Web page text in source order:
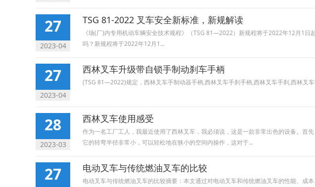
27
2023-04
TSG 81-2022 叉车安全新标准，新规解读
《场(厂)内专用机动车辆安全技术规程》（TSG 81—2022）新规程将于2022年12月1
吗？新规程将于2022年12月1...
27
2023-04
西林叉车升级带自锁手制动刹车手柄
(TSG 81—2022)规定，西林叉车手制动器手柄,西林叉车手刹手柄,西林叉车手刹,西林叉
28
2023-03
西林叉车使用感受
作为一名工厂工人，我最近使用了西林叉车，我必须说，这是一款非常出色的设备。首
它的转弯半径非常小，可以轻松地在狭小的空间内操作，这对于...
27 电动叉车与传统燃油叉车的比较
电动叉车与传统燃油叉车的比较摘要：本文通过对电动叉车和传统燃油叉车的性能、成